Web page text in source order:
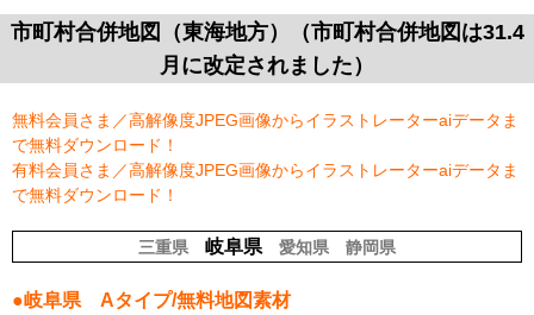
市町村合併地図（東海地方）（市町村合併地図は31.4
月に改定されました）
無料会員さま／高解像度JPEG画像からイラストレーターaiデータま
で無料ダウンロード！
有料会員さま／高解像度JPEG画像からイラストレーターaiデータま
で無料ダウンロード！
三重県 岐阜県 愛知県 静岡県
●岐阜県 Aタイプ/無料地図素材